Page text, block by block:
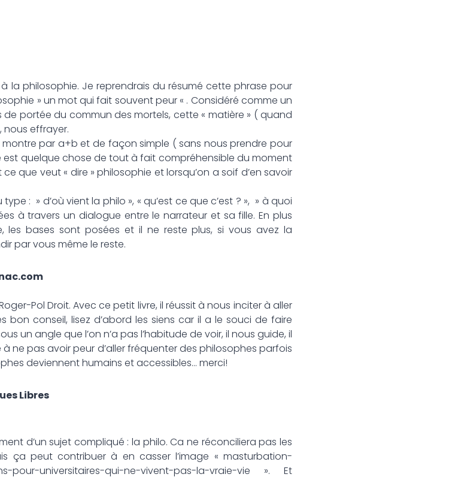
la philosophie. Je reprendrais du résumé cette phrase pour
» un mot qui fait souvent peur « . Considéré comme un
portée du commun des mortels, cette « matière » ( quand
effrayer.
montre par a+b et de façon simple ( sans nous prendre pour
est quelque chose de tout à fait compréhensible du moment
que veut « dire » philosophie et lorsqu’on a soif d’en savoir
: » d’où vient la philo », « qu’est ce que c’est ? », » à quoi
à travers un dialogue entre le narrateur et sa fille. En plus
les bases sont posées et il ne reste plus, si vous avez la
par vous même le reste.
Pol Droit. Avec ce petit livre, il réussit à nous inciter à aller
bon conseil, lisez d’abord les siens car il a le souci de faire
un angle que l’on n’a pas l’habitude de voir, il nous guide, il
ne pas avoir peur d’aller fréquenter des philosophes parfois
deviennent humains et accessibles… merci!
Libres
d’un sujet compliqué : la philo. Ca ne réconciliera pas les
ça peut contribuer à en casser l’image « masturbation-
pour-universitaires-qui-ne-vivent-pas-la-vraie-vie ». Et